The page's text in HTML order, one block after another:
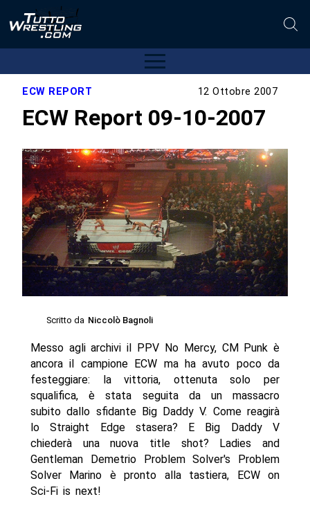
ECW REPORT 12 Ottobre 2007
ECW Report 09-10-2007
Scritto da Niccolò Bagnoli
Messo agli archivi il PPV No Mercy, CM Punk è
ancora il campione ECW ma ha avuto poco da
festeggiare: la vittoria, ottenuta solo per
squalifica, è stata seguita da un massacro
subito dallo sfidante Big Daddy V. Come reagirà
lo Straight Edge stasera? E Big Daddy V
chiederà una nuova title shot? Ladies and
Gentleman Demetrio Problem Solver's Problem
Solver Marino è pronto alla tastiera, ECW on
Sci-Fi is next!